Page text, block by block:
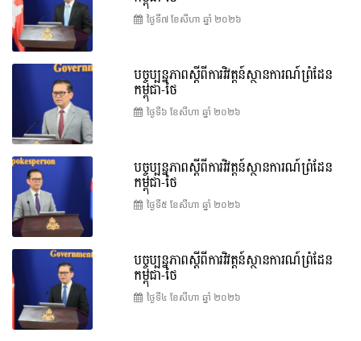
ថ្ងៃទី៧ ខែ​សីហា ឆ្នាំ ២០២៦
បច្ចុប្បន្នភាពស្ដីពីការវិវត្តន៍ស្ថានការណ៍ព្រំដែន
កម្ពុជា-ថៃ
ថ្ងៃទី៦ ខែ​សីហា ឆ្នាំ ២០២៦
បច្ចុប្បន្នភាពស្ដីពីការវិវត្តន៍ស្ថានការណ៍ព្រំដែន
កម្ពុជា-ថៃ
ថ្ងៃទី៥ ខែ​សីហា ឆ្នាំ ២០២៦
បច្ចុប្បន្នភាពស្ដីពីការវិវត្តន៍ស្ថានការណ៍ព្រំដែន
កម្ពុជា-ថៃ
ថ្ងៃទី៤ ខែ​សីហា ឆ្នាំ ២០២៦